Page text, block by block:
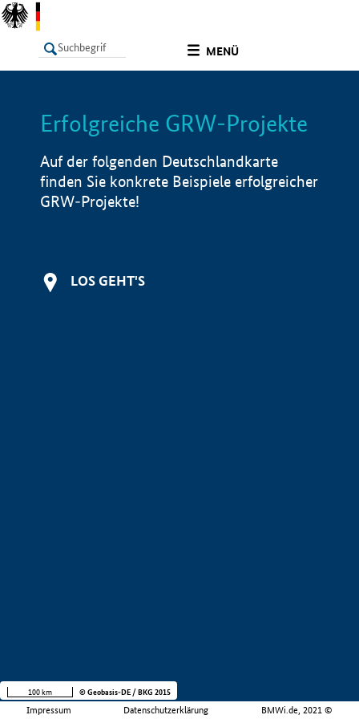
MENÜ
LISTE Info
Erfolgreiche GRW-Projekte
Auf der folgenden Deutschlandkarte
finden Sie konkrete Beispiele erfolgreicher
GRW-Projekte!
LOS GEHT'S
Impressum Datenschutzerklärung BMWi.de, 2021 ©
100 km © Geobasis-DE / BKG 2015